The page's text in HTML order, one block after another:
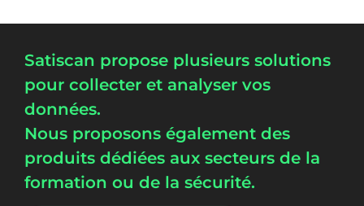
Satiscan propose plusieurs solutions
pour collecter et analyser vos
données.
Nous proposons également des
produits dédiées aux secteurs de la
formation ou de la sécurité.